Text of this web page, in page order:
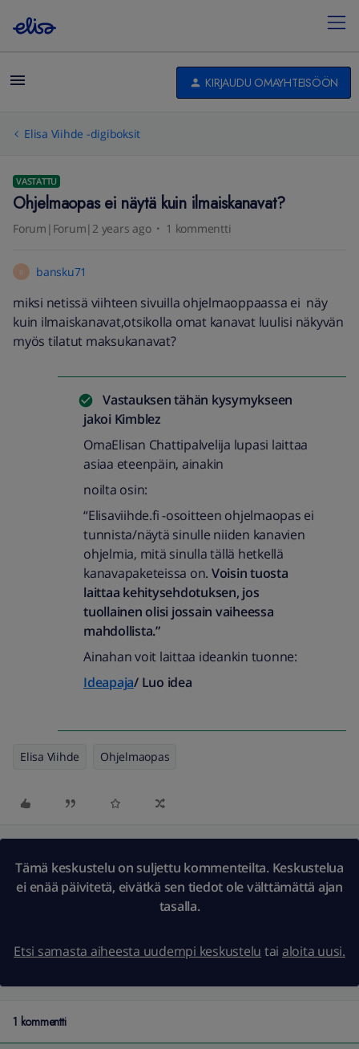
KIRJAUDU OMAYHTEISÖÖN
Elisa Viihde -digiboksit
VASTATTU
Ohjelmaopas ei näytä kuin ilmaiskanavat?
Forum|Forum|2 years ago 1 kommentti
B bansku71
miksi netissä viihteen sivuilla ohjelmaoppaassa ei näy
kuin ilmaiskanavat,otsikolla omat kanavat luulisi näkyvän
myös tilatut maksukanavat?
Vastauksen tähän kysymykseen
jakoi Kimblez
OmaElisan Chattipalvelija lupasi laittaa
asiaa eteenpäin, ainakin
noilta osin:
“Elisaviihde.fi -osoitteen ohjelmaopas ei
tunnista/näytä sinulle niiden kanavien
ohjelmia, mitä sinulla tällä hetkellä
kanavapaketeissa on. Voisin tuosta
laittaa kehitysehdotuksen, jos
tuollainen olisi jossain vaiheessa
mahdollista.”
Ainahan voit laittaa ideankin tuonne:
Ideapaja/ Luo idea
Elisa Viihde Ohjelmaopas
Tämä keskustelu on suljettu kommenteilta. Keskustelua
ei enää päivitetä, eivätkä sen tiedot ole välttämättä ajan
tasalla.
Etsi samasta aiheesta uudempi keskustelu tai aloita uusi.
1 kommentti